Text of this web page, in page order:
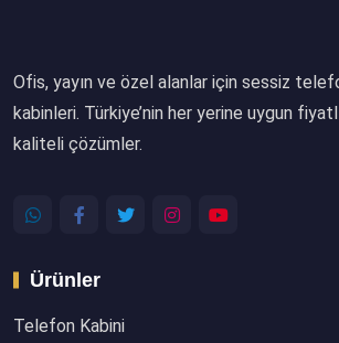
Ofis, yayın ve özel alanlar için sessiz
kabinleri. Türkiye’nin her yerine uygun
kaliteli çözümler.
Ürünler
Telefon Kabini